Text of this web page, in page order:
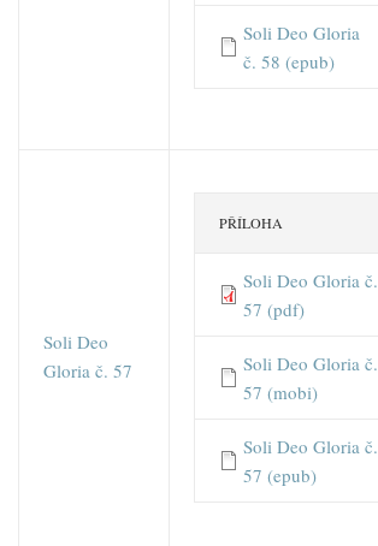
Soli Deo Gloria
č. 58 (epub)
Soli Deo
Gloria č. 57
PŘÍLOHA
Soli Deo Gloria č.
57 (pdf)
Soli Deo Gloria č.
57 (mobi)
Soli Deo Gloria č.
57 (epub)